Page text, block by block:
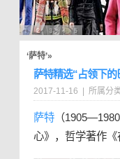
‘萨特’»
萨特精选“占领下的
2017-11-16 | 所属分
萨特 （
心》，哲学著作